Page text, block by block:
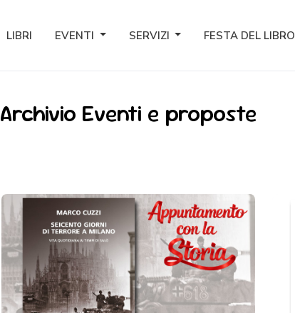
LIBRI EVENTI SERVIZI FESTA DEL LIBRO
Archivio Eventi e proposte